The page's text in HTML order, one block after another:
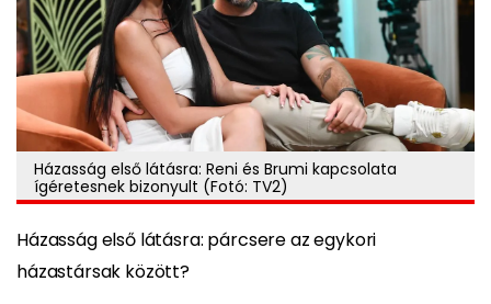
Házasság első látásra: Reni és Brumi kapcsolata
ígéretesnek bizonyult (Fotó: TV2)
Házasság első látásra: párcsere az egykori
házastársak között?